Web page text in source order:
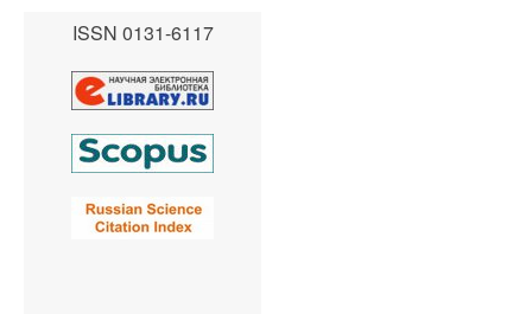
ISSN 0131-6117